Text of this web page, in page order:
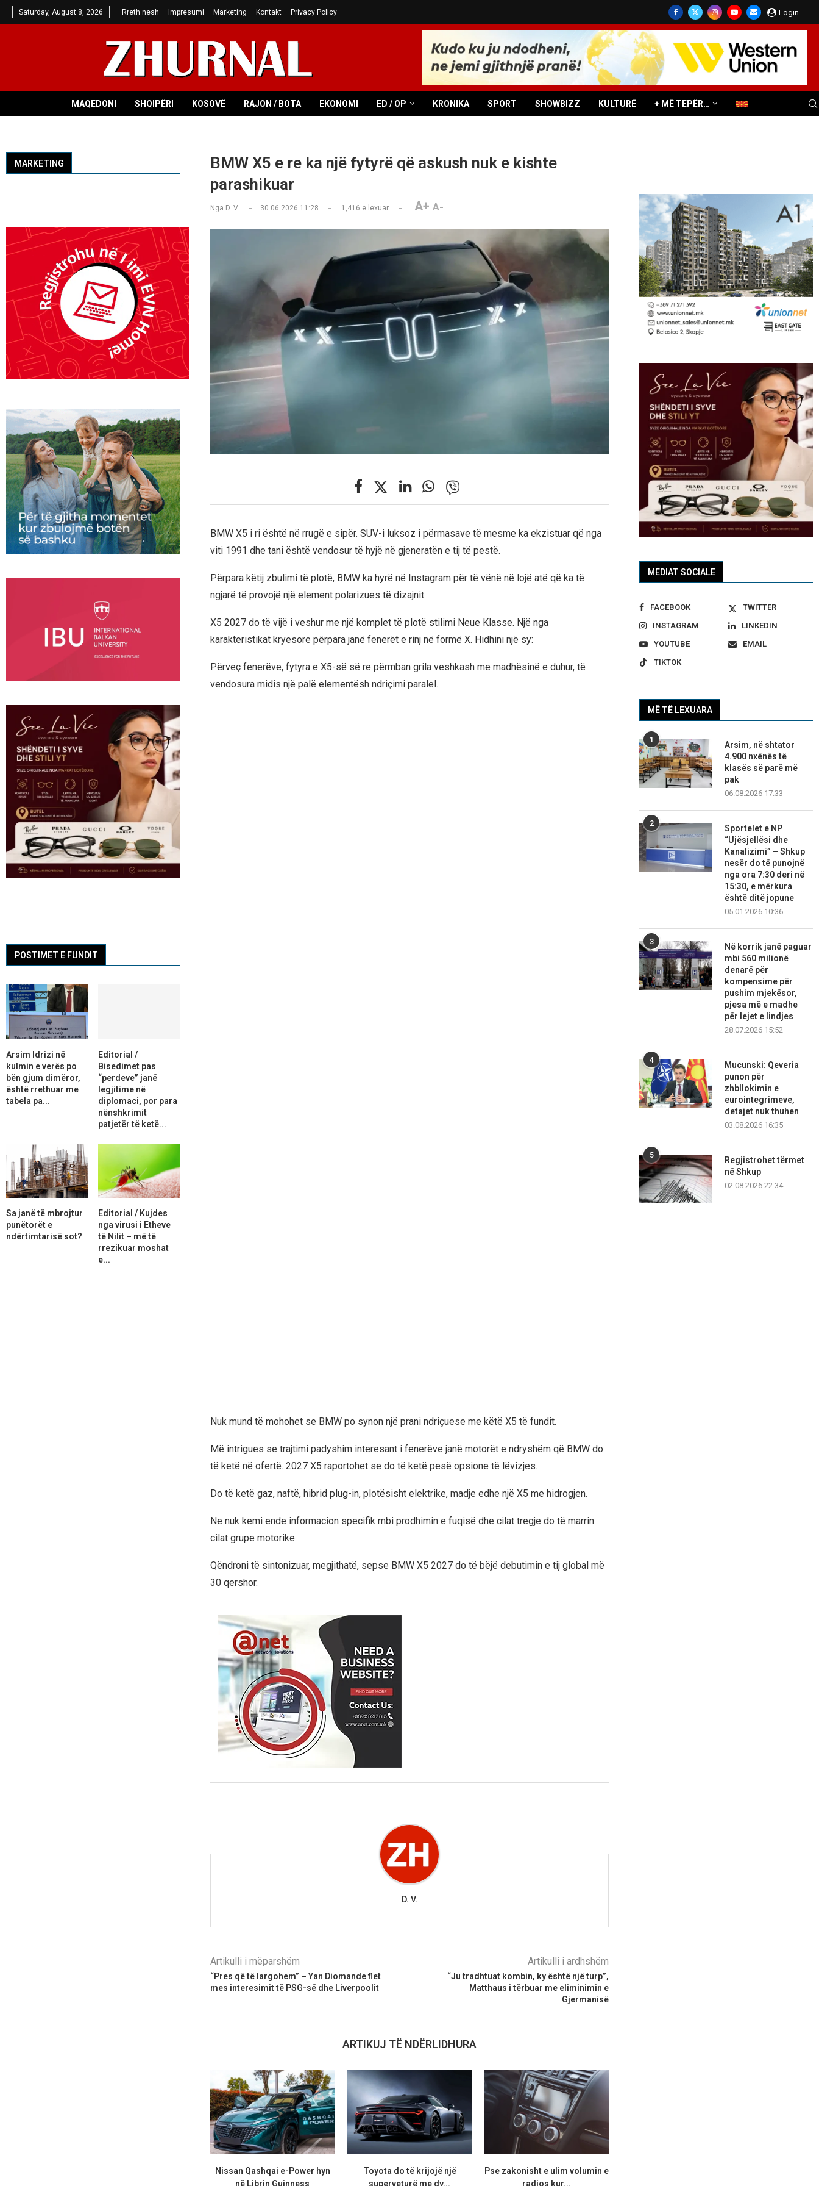
Saturday, August 8, 2026 Rreth nesh Impresumi Marketing Kontakt Privacy Policy Login
MAQEDONI SHQIPËRI KOSOVË RAJON / BOTA EKONOMI ED / OP KRONIKA SPORT SHOWBIZZ KULTURË + MË TEPËR…
BMW X5 e re ka një fytyrë që askush nuk e kishte
parashikuar
Nga D. V. 30.06.2026 11:28 1,416 e lexuar A+ A-
BMW X5 i ri është në rrugë e sipër. SUV-i luksoz i përmasave të mesme ka ekzistuar që nga
viti 1991 dhe tani është vendosur të hyjë në gjeneratën e tij të pestë.
Përpara këtij zbulimi të plotë, BMW ka hyrë në Instagram për të vënë në lojë atë që ka të
ngjarë të provojë një element polarizues të dizajnit.
X5 2027 do të vijë i veshur me një komplet të plotë stilimi Neue Klasse. Një nga
karakteristikat kryesore përpara janë fenerët e rinj në formë X. Hidhini një sy:
Përveç fenerëve, fytyra e X5-së së re përmban grila veshkash me madhësinë e duhur, të
vendosura midis një palë elementësh ndriçimi paralel.
Nuk mund të mohohet se BMW po synon një prani ndriçuese me këtë X5 të fundit.
Më intrigues se trajtimi padyshim interesant i fenerëve janë motorët e ndryshëm që BMW do
të ketë në ofertë. 2027 X5 raportohet se do të ketë pesë opsione të lëvizjes.
Do të ketë gaz, naftë, hibrid plug-in, plotësisht elektrike, madje edhe një X5 me hidrogjen.
Ne nuk kemi ende informacion specifik mbi prodhimin e fuqisë dhe cilat tregje do të marrin
cilat grupe motorike.
Qëndroni të sintonizuar, megjithatë, sepse BMW X5 2027 do të bëjë debutimin e tij global më
30 qershor.
D. V.
Artikulli i mëparshëm
“Pres që të largohem” – Yan Diomande flet
mes interesimit të PSG-së dhe Liverpoolit
Artikulli i ardhshëm
“Ju tradhtuat kombin, ky është një turp”,
Matthaus i tërbuar me eliminimin e
Gjermanisë
ARTIKUJ TË NDËRLIDHURA
Nissan Qashqai e-Power hyn
në Librin Guinness
Toyota do të krijojë një
superveturë me dy...
Pse zakonisht e ulim volumin e
radios kur...
MEDIAT SOCIALE
FACEBOOK
TWITTER
INSTAGRAM
LINKEDIN
YOUTUBE
EMAIL
TIKTOK
MË TË LEXUARA
1
Arsim, në shtator
4.900 nxënës të
klasës së parë më
pak
06.08.2026 17:33
2
Sportelet e NP
“Ujësjellësi dhe
Kanalizimi” – Shkup
nesër do të punojnë
nga ora 7:30 deri në
15:30, e mërkura
është ditë jopune
05.01.2026 10:36
3
Në korrik janë paguar
mbi 560 milionë
denarë për
kompensime për
pushim mjekësor,
pjesa më e madhe
për lejet e lindjes
28.07.2026 15:52
4
Mucunski: Qeveria
punon për
zhbllokimin e
eurointegrimeve,
detajet nuk thuhen
03.08.2026 16:35
5
Regjistrohet tërmet
në Shkup
02.08.2026 22:34
MARKETING
POSTIMET E FUNDIT
Arsim Idrizi në
kulmin e verës po
bën gjum dimëror,
është rrethuar me
tabela pa...
Editorial /
Bisedimet pas
“perdeve” janë
legjitime në
diplomaci, por para
nënshkrimit
patjetër të ketë...
Sa janë të mbrojtur
punëtorët e
ndërtimtarisë sot?
Editorial / Kujdes
nga virusi i Etheve
të Nilit – më të
rrezikuar moshat
e...